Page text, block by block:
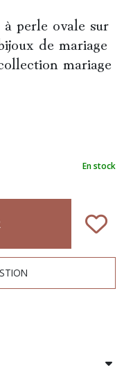
perle ovale sur
de mariage
mariage
En stock